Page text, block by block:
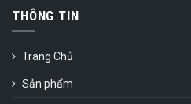
THÔNG TIN
Trang Chủ
Sản phẩm